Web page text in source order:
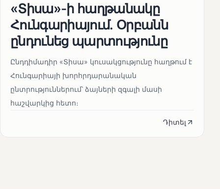
«Տիսա»-ի հաղթանակը
Հունգարիայում․ Օրբանն
ընդունեց պարտությունը
Ընդդիմադիր «Տիսա» կուսակցությունը հաղթում է
Հունգարիայի խորհրդարանական
ընտրություններում՝ ձայների զգալի մասի
հաշվարկից հետո։
Դիտել